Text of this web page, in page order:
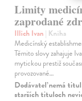
Limity
zaprodané
Illich Ivan | Kniha
Medicínský
Těmito slovy zahajuje
mytickou prestiž
provozované…
Dodávateľ nemá
starších tituloch